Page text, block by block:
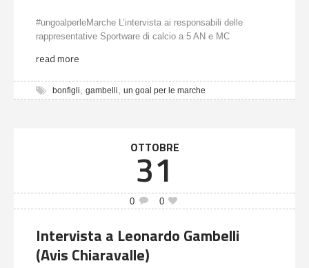
#ungoalperleMarche L’intervista ai responsabili delle
rappresentative Sportware di calcio a 5 AN e MC
read more
bonfigli gambelli un goal per le marche
OTTOBRE
31
0 0
Intervista a Leonardo Gambelli
(Avis Chiaravalle)